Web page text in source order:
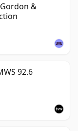
&
92.6